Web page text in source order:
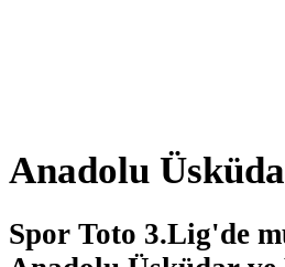
Anadolu
Spor Toto 3.Lig'de